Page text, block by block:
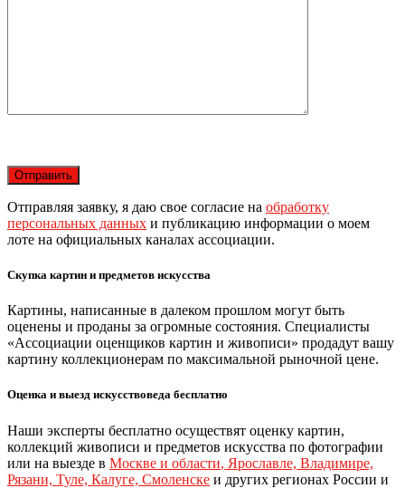
Отправляя заявку, я даю свое согласие на обработку
персональных данных и публикацию информации о моем
лоте на официальных каналах ассоциации.
Скупка картин и предметов искусства
Картины, написанные в далеком прошлом могут быть
оценены и проданы за огромные состояния. Специалисты
«Ассоциации оценщиков картин и живописи» продадут вашу
картину коллекционерам по максимальной рыночной цене.
Оценка и выезд искусствоведа бесплатно
Наши эксперты бесплатно осуществят оценку картин,
коллекций живописи и предметов искусства по фотографии
или на выезде в Москве и области, Ярославле, Владимире,
Рязани, Туле, Калуге, Смоленске и других регионах России и